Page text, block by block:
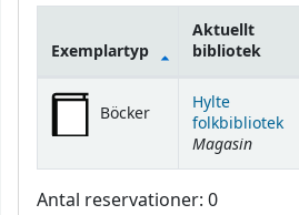
Bestånd
Exemplartyp
Aktuellt
bibliotek
Böcker
Hylte
folkbibliotek
Magasin
Antal reservationer: 0